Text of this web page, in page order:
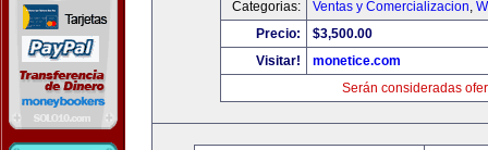
Categorias:
Ventas y Comercializacion,
Precio:
$3,500.00
Visitar!
monetice.com
Serán consideradas